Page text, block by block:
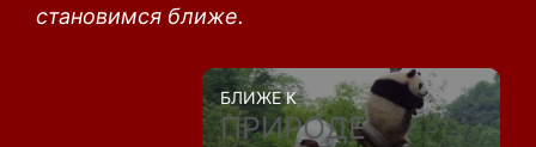
становимся ближе.
БЛИЖЕ К
ПРИРОДЕ